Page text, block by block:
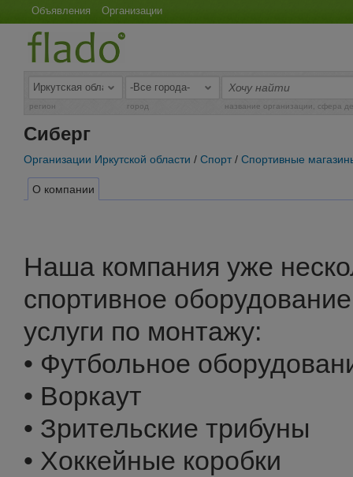
Объявления Организации
регион город название организации, сфера
Сиберг
Организации Иркутской области / Спорт / Спортивные
О компании
Наша компания уже
спортивное
услуги по монтажу:
• Футбольное
• Воркаут
• Зрительские трибуны
• Хоккейные коробки